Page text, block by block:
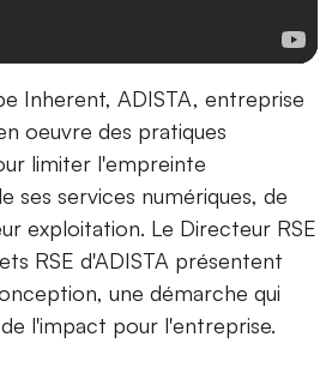
Inherent, ADISTA, entreprise
oeuvre des pratiques
limiter l'empreinte
ses services numériques, de
exploitation. Le Directeur RSE
RSE d'ADISTA présentent
une démarche qui
l'impact pour l'entreprise.